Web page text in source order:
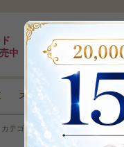
中
最大5%pt還元｜最短3日
スキンケア メイクアッ
カテゴリから選ぶ バストケア